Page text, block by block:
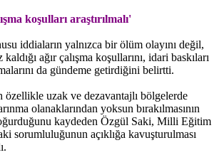
koşulları araştırılmalı'
iddiaların yalnızca bir ölüm olayını değil,
ağır çalışma koşullarını, idari baskıları
da gündeme getirdiğini belirtti.
özellikle uzak ve dezavantajlı bölgelerde
olanaklarından yoksun bırakılmasının
kaydeden Özgül Saki, Milli Eğitim
sorumluluğunun açıklığa kavuşturulması